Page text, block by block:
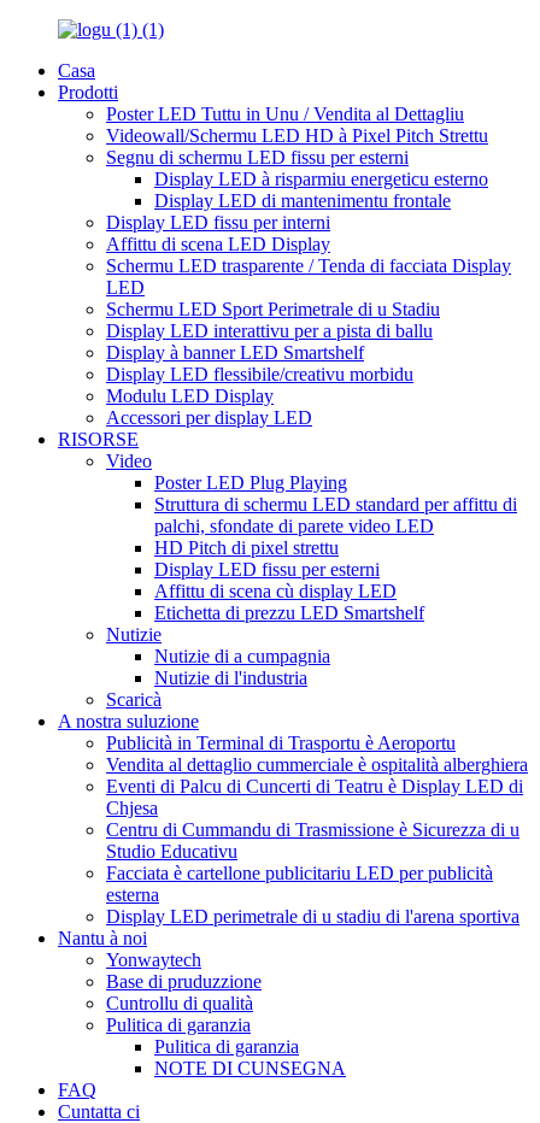
Casa
Prodotti
Poster LED Tuttu in Unu / Vendita al Dettagliu
Videowall/Schermu LED HD à Pixel Pitch Strettu
Segnu di schermu LED fissu per esterni
Display LED à risparmiu energeticu esterno
Display LED di mantenimentu frontale
Display LED fissu per interni
Affittu di scena LED Display
Schermu LED trasparente / Tenda di facciata Display
LED
Schermu LED Sport Perimetrale di u Stadiu
Display LED interattivu per a pista di ballu
Display à banner LED Smartshelf
Display LED flessibile/creativu morbidu
Modulu LED Display
Accessori per display LED
RISORSE
Video
Poster LED Plug Playing
Struttura di schermu LED standard per affittu di
palchi, sfondate di parete video LED
HD Pitch di pixel strettu
Display LED fissu per esterni
Affittu di scena cù display LED
Etichetta di prezzu LED Smartshelf
Nutizie
Nutizie di a cumpagnia
Nutizie di l'industria
Scaricà
A nostra suluzione
Publicità in Terminal di Trasportu è Aeroportu
Vendita al dettaglio cummerciale è ospitalità alberghiera
Eventi di Palcu di Cuncerti di Teatru è Display LED di
Chjesa
Centru di Cummandu di Trasmissione è Sicurezza di u
Studio Educativu
Facciata è cartellone publicitariu LED per publicità
esterna
Display LED perimetrale di u stadiu di l'arena sportiva
Nantu à noi
Yonwaytech
Base di pruduzzione
Cuntrollu di qualità
Pulitica di garanzia
Pulitica di garanzia
NOTE DI CUNSEGNA
FAQ
Cuntatta ci